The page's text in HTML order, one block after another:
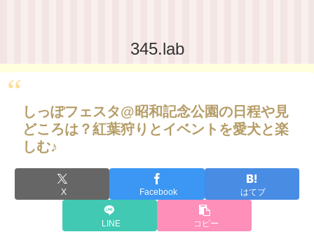
345.lab
しっぽフェスタ@昭和記念公園の日程や見
どころは？紅葉狩りとイベントを愛犬と楽
しむ♪
X Facebook はてブ
LINE コピー